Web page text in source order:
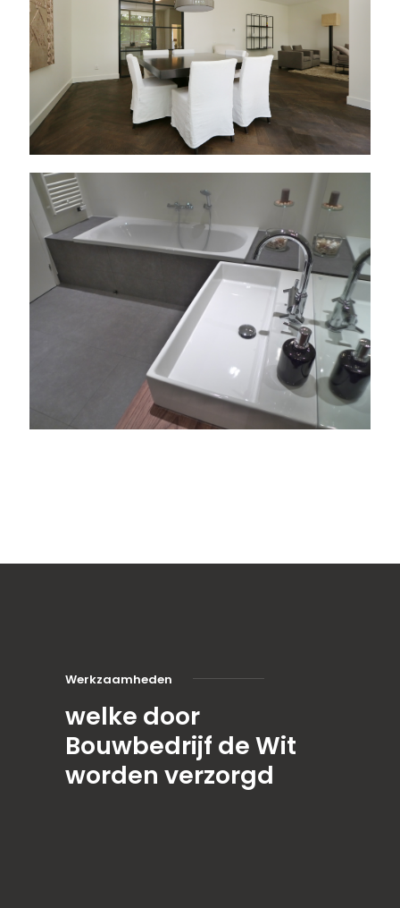
Werkzaamheden
welke door
Bouwbedrijf de Wit
worden verzorgd